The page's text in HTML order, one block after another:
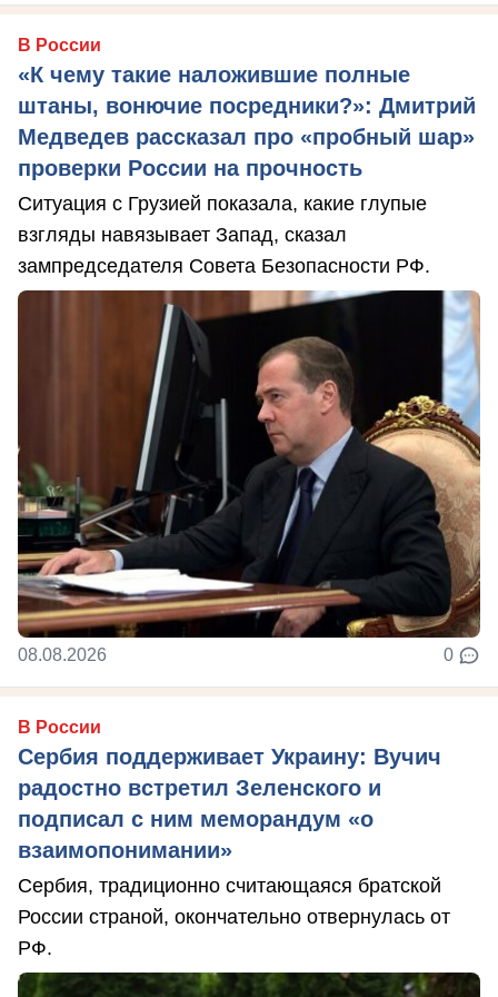
В России
«К чему такие наложившие полные
штаны, вонючие посредники?»: Дмитрий
Медведев рассказал про «пробный шар»
проверки России на прочность
Ситуация с Грузией показала, какие глупые
взгляды навязывает Запад, сказал
зампредседателя Совета Безопасности РФ.
08.08.2026 0
В России
Сербия поддерживает Украину: Вучич
радостно встретил Зеленского и
подписал с ним меморандум «о
взаимопонимании»
Сербия, традиционно считающаяся братской
России страной, окончательно отвернулась от
РФ.